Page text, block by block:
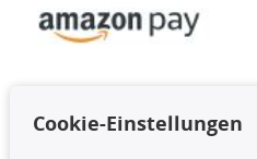
Cookie-Einstellungen